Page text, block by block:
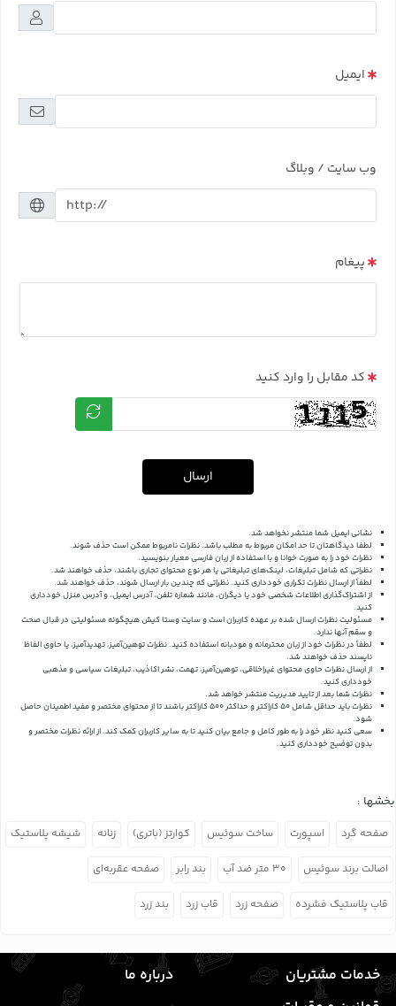
ایمیل
وب سایت / وبلاگ
پیغام
کد مقابل را وارد کنید
ارسال
نشانی ایمیل شما منتشر نخواهد شد.
لطفا دیدگاهتان تا حد امکان مربوط به مطلب باشد. نظرات نامربوط ممکن است حذف شوند.
نظرات خود را به صورت خوانا و با استفاده از زبان فارسی معیار بنویسید.
نظراتی که شامل تبلیغات، لینک‌های تبلیغاتی یا هر نوع محتوای تجاری باشند، حذف خواهند شد.
لطفاً از ارسال نظرات تکراری خودداری کنید. نظراتی که چندین بار ارسال شوند، حذف خواهند شد.
از اشتراک‌گذاری اطلاعات شخصی خود یا دیگران، مانند شماره تلفن، آدرس ایمیل، و آدرس منزل خودداری
کنید.
مسئولیت نظرات ارسال شده بر عهده کاربران است و سایت وستا کیش هیچگونه مسئولیتی در قبال صحت
و سقم آنها ندارد.
لطفاً در نظرات خود از زبان محترمانه و مودبانه استفاده کنید. نظرات توهین‌آمیز، تهدیدآمیز، یا حاوی الفاظ
ناپسند حذف خواهند شد.
از ارسال نظرات حاوی محتوای غیراخلاقی، توهین‌آمیز، تهمت، نشر اکاذیب، تبلیغات سیاسی و مذهبی
خودداری کنید.
نظرات شما بعد از تایید مدیریت منتشر خواهد شد.
نظرات باید حداقل شامل 50 کاراکتر و حداکثر 500 کاراکتر باشند تا از محتوای مختصر و مفید اطمینان حاصل
شود.
سعی کنید نظر خود را به طور کامل و جامع بیان کنید تا به سایر کاربران کمک کند.از ارائه نظرات مختصر و
بدون توضیح خودداری کنید.
بخشها :
صفحه گرد اسپورت ساخت سوئیس کوارتز (باتری) زنانه شیشه پلاستیک
اصالت برند سوئیس ۳۰ متر ضد آب بند رابر صفحه عقربه‌ای
قاب پلاستیک فشرده صفحه زرد قاب زرد بند زرد
خدمات مشتریان
درباره ما